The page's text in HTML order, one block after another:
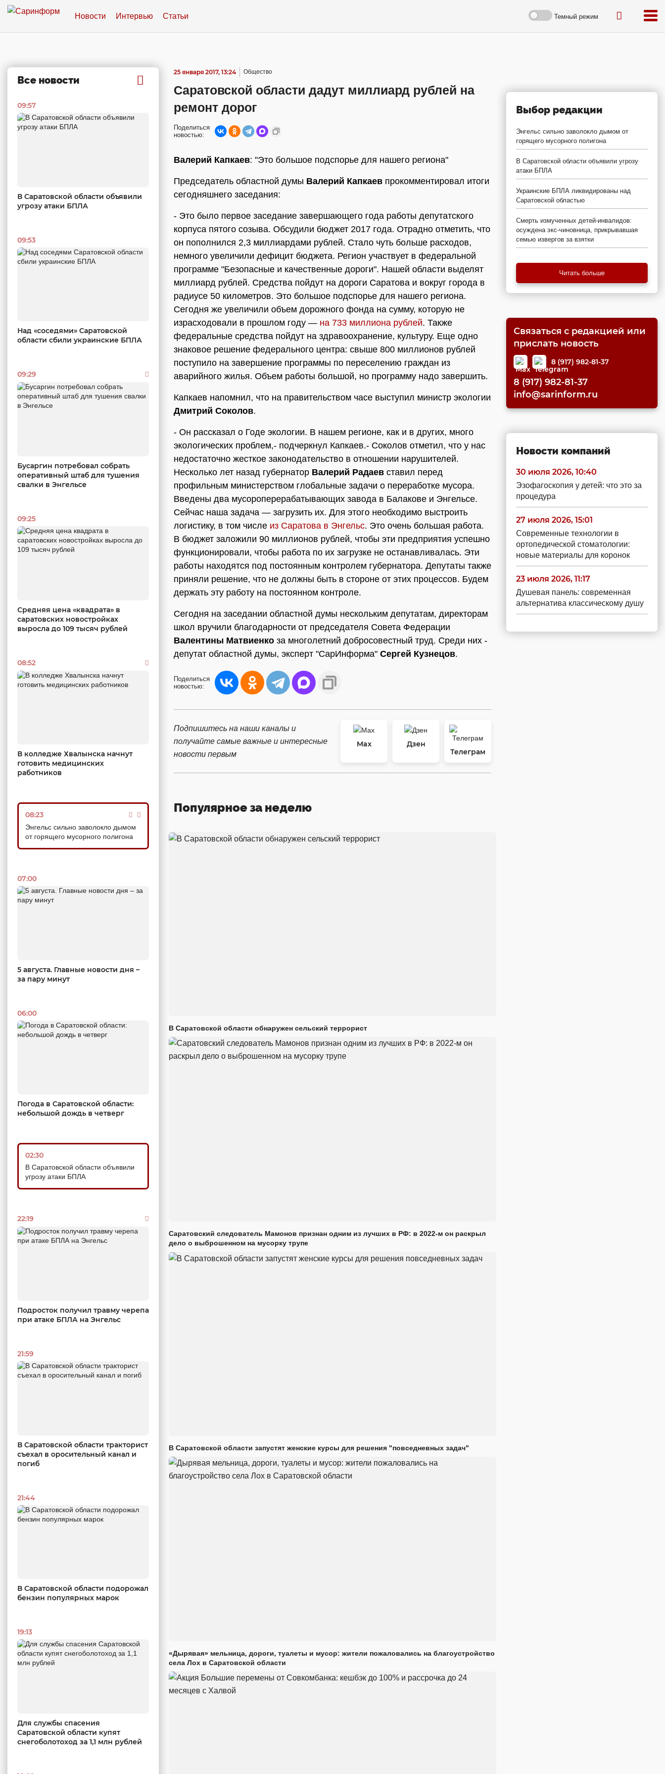
Новости Интервью Статьи Темный режим
Все новости
09:57
В Саратовской области объявили
угрозу атаки БПЛА
09:53
Над «соседями» Саратовской
области сбили украинские БПЛА
09:29
Бусаргин потребовал собрать
оперативный штаб для тушения
свалки в Энгельсе
09:25
Средняя цена «квадрата» в
саратовских новостройках
выросла до 109 тысяч рублей
08:52
В колледже Хвалынска начнут
готовить медицинских
работников
08:23
Энгельс сильно заволокло дымом
от горящего мусорного полигона
07:00
5 августа. Главные новости дня –
за пару минут
06:00
Погода в Саратовской области:
небольшой дождь в четверг
02:30
В Саратовской области объявили
угрозу атаки БПЛА
22:19
Подросток получил травму черепа
при атаке БПЛА на Энгельс
21:59
В Саратовской области тракторист
съехал в оросительный канал и
погиб
21:44
В Саратовской области подорожал
бензин популярных марок
19:13
Для службы спасения
Саратовской области купят
снегоболотоход за 1,1 млн рублей
25 января 2017, 13:24 Общество
Саратовской области дадут миллиард рублей на
ремонт дорог
Поделиться
новостью:
Валерий Капкаев: "Это большое подспорье для нашего региона"
Председатель областной думы Валерий Капкаев прокомментировал итоги
сегодняшнего заседания:
- Это было первое заседание завершающего года работы депутатского
корпуса пятого созыва. Обсудили бюджет 2017 года. Отрадно отметить, что
он пополнился 2,3 миллиардами рублей. Стало чуть больше расходов,
немного увеличили дефицит бюджета. Регион участвует в федеральной
программе "Безопасные и качественные дороги". Нашей области выделят
миллиард рублей. Средства пойдут на дороги Саратова и вокруг города в
радиусе 50 километров. Это большое подспорье для нашего региона.
Сегодня же увеличили объем дорожного фонда на сумму, которую не
израсходовали в прошлом году — на 733 миллиона рублей. Также
федеральные средства пойдут на здравоохранение, культуру. Еще одно
знаковое решение федерального центра: свыше 800 миллионов рублей
поступило на завершение программы по переселению граждан из
аварийного жилья. Объем работы большой, но программу надо завершить.
Капкаев напомнил, что на правительством часе выступил министр экологии
Дмитрий Соколов.
- Он рассказал о Годе экологии. В нашем регионе, как и в других, много
экологических проблем,- подчеркнул Капкаев.- Соколов отметил, что у нас
недостаточно жесткое законодательство в отношении нарушителей.
Несколько лет назад губернатор Валерий Радаев ставил перед
профильным министерством глобальные задачи о переработке мусора.
Введены два мусороперерабатывающих завода в Балакове и Энгельсе.
Сейчас наша задача — загрузить их. Для этого необходимо выстроить
логистику, в том числе из Саратова в Энгельс. Это очень большая работа.
В бюджет заложили 90 миллионов рублей, чтобы эти предприятия успешно
функционировали, чтобы работа по их загрузке не останавливалась. Эти
работы находятся под постоянным контролем губернатора. Депутаты также
приняли решение, что не должны быть в стороне от этих процессов. Будем
держать эту работу на постоянном контроле.
Сегодня на заседании областной думы нескольким депутатам, директорам
школ вручили благодарности от председателя Совета Федерации
Валентины Матвиенко за многолетний добросовестный труд. Среди них -
депутат областной думы, эксперт "СарИнформа" Сергей Кузнецов.
Поделиться
новостью:
Подпишитесь на наши каналы и
получайте самые важные и интересные
новости первым
Max
Дзен
Телеграм
Популярное за неделю
В Саратовской области обнаружен сельский террорист
Саратовский следователь Мамонов признан одним из лучших в РФ: в 2022-м он раскрыл
дело о выброшенном на мусорку трупе
В Саратовской области запустят женские курсы для решения "повседневных задач"
«Дырявая» мельница, дороги, туалеты и мусор: жители пожаловались на благоустройство
села Лох в Саратовской области
Выбор редакции
Энгельс сильно заволокло дымом от
горящего мусорного полигона
В Саратовской области объявили угрозу
атаки БПЛА
Украинские БПЛА ликвидированы над
Саратовской областью
Смерть измученных детей-инвалидов:
осуждена экс-чиновница, прикрывавшая
семью извергов за взятки
Читать больше
Связаться с редакцией или
прислать новость
8 (917) 982-81-37
8 (917) 982-81-37
info@sarinform.ru
Новости компаний
30 июля 2026, 10:40
Эзофагоскопия у детей: что это за
процедура
27 июля 2026, 15:01
Современные технологии в
ортопедической стоматологии:
новые материалы для коронок
23 июля 2026, 11:17
Душевая панель: современная
альтернатива классическому душу